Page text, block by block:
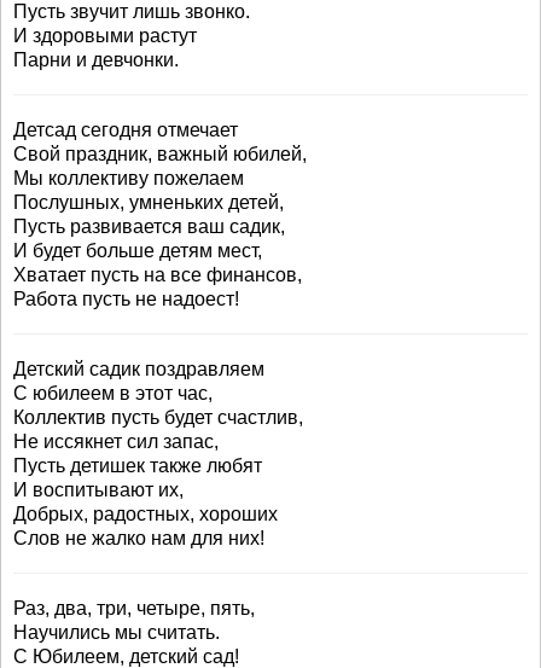
Пусть звучит лишь звонко.
И здоровыми растут
Парни и девчонки.
Детсад сегодня отмечает
Свой праздник, важный юбилей,
Мы коллективу пожелаем
Послушных, умненьких детей,
Пусть развивается ваш садик,
И будет больше детям мест,
Хватает пусть на все финансов,
Работа пусть не надоест!
Детский садик поздравляем
С юбилеем в этот час,
Коллектив пусть будет счастлив,
Не иссякнет сил запас,
Пусть детишек также любят
И воспитывают их,
Добрых, радостных, хороших
Слов не жалко нам для них!
Раз, два, три, четыре, пять,
Научились мы считать.
С Юбилеем, детский сад!